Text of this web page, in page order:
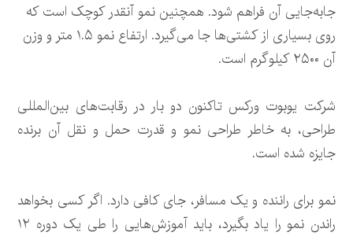
جابه‌جایی آن فراهم شود. همچنین نمو آنقدر کوچک است که
روی بسیاری از کشتی‌ها جا می‌گیرد. ارتفاع نمو ۱.۵ متر و وزن
آن ۲۵۰۰ کیلوگرم است.
شرکت یوبوت ورکس تاکنون دو بار در رقابت‌های بین‌المللی
طراحی، به خاطر طراحی نمو و قدرت حمل و نقل آن برنده
جایزه شده است.
نمو برای راننده و یک مسافر، جای کافی دارد. اگر کسی بخواهد
راندن نمو را یاد بگیرد، باید آموزش‌هایی را طی یک دوره ۱۲